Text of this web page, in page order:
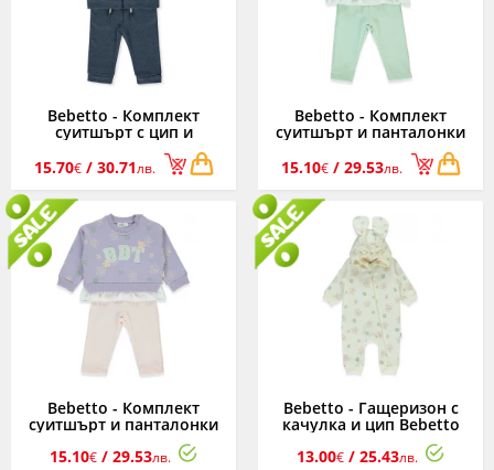
Bebetto - Комплект
суитшърт с цип и
панталонки Bebetto Boy
Team K4867NB, момче,
15.70€/ 30.71лв.
Bebetto - Комплект
суитшърт и панталонки
Bebetto Girl Team K4878M,
момиче, мента, 6-36 м.
15.10€/ 29.53лв.
Bebetto - Комплект
суитшърт и панталонки
Bebetto Girl Team K4878P,
момиче, розов, 6-36 м.
15.10€ / 29.53лв.
Bebetto - Гащеризон с
качулка и цип Bebetto
Girl Team K4880E, момиче,
екрю, 3-18 м.
13.00€ / 25.43лв.